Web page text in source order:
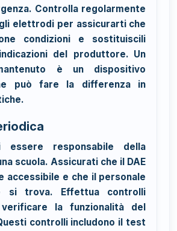
Controlla regolarmente
elettrodi per assicurarti che
condizioni e sostituiscili
del produttore. Un
è un dispositivo
può fare la differenza in
essere responsabile della
scuola. Assicurati che il DAE
accessibile e che il personale
si trova. Effettua controlli
la funzionalità del
controlli includono il test